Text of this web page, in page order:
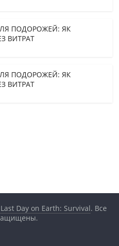
ПОДОРОЖЕЙ: ЯК
ВИТРАТ
ПОДОРОЖЕЙ: ЯК
ВИТРАТ
Day on Earth: Survival. Все